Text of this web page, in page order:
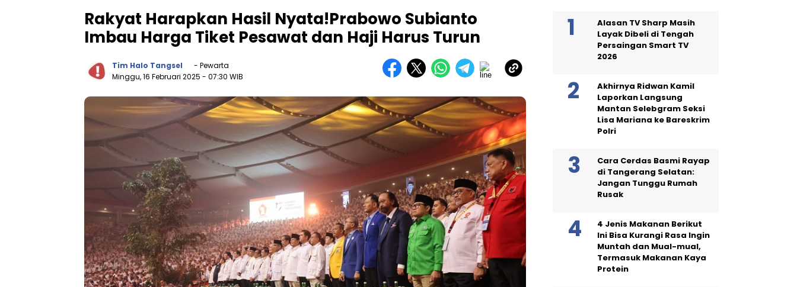
Rakyat Harapkan Hasil Nyata!Prabowo Subianto
Imbau Harga Tiket Pesawat dan Haji Harus Turun
Tim Halo Tangsel
- Pewarta
Minggu, 16 Februari 2025 - 07:30 WIB
Alasan TV Sharp Masih
Layak Dibeli di Tengah
Persaingan Smart TV
2026
Akhirnya Ridwan Kamil
Laporkan Langsung
Mantan Selebgram Seksi
Lisa Mariana ke Bareskrim
Polri
Cara Cerdas Basmi Rayap
di Tangerang Selatan:
Jangan Tunggu Rumah
Rusak
4 Jenis Makanan Berikut
Ini Bisa Kurangi Rasa Ingin
Muntah dan Mual-mual,
Termasuk Makanan Kaya
Protein